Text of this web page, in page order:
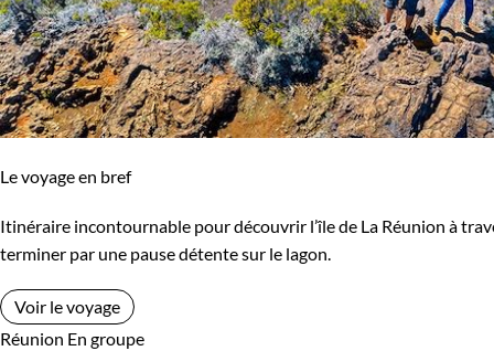
Le voyage en bref
Itinéraire incontournable pour découvrir l’île de La Réunion à
terminer par une pause détente sur le lagon.
Voir le voyage
Réunion En groupe